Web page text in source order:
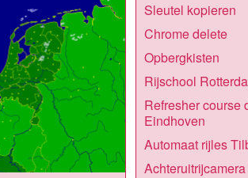
Sleutel kopieren
Chrome delete
Opbergkisten
Rijschool
Refresher course
Eindhoven
Automaat rijles